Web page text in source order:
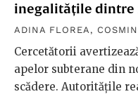
inegalitățile dintre
ADINA FLOREA ,
Cercetătorii
apelor subterane din
scădere. Autoritățile